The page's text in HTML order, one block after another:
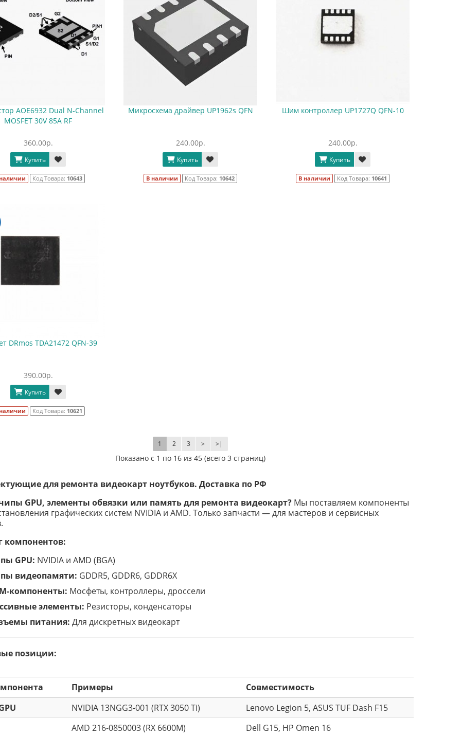
AOE6932 Dual N-Channel
MOSFET 30V 85A RF
360.00р.
Купить
Код Товара: 10643
Микросхема драйвер UP1962s QFN
240.00р.
Купить
В наличии Код Товара: 10642
Шим контроллер UP1727Q QFN-10
240.00р.
Купить
В наличии Код Товара: 10641
DRmos TDA21472 QFN-39
390.00р.
Купить
Код Товара: 10621
1 2 3 > >|
Показано с 1 по 16 из 45 (всего 3 страниц)
для ремонта видеокарт ноутбуков. Доставка по РФ
GPU, элементы обвязки или память для ремонта видеокарт?Мы поставляем компоненты
графических систем NVIDIA и AMD. Только запчасти — для мастеров и сервисных
компонентов:
GPU: NVIDIA и AMD (BGA)
видеопамяти: GDDR5, GDDR6, GDDR6X
компоненты: Мосфеты, контроллеры, дроссели
элементы: Резисторы, конденсаторы
питания: Для дискретных видеокарт
позиции:
Примеры
Совместимость
NVIDIA 13NGG3-001 (RTX 3050 Ti)
Lenovo Legion 5, ASUS TUF Dash F15
AMD 216-0850003 (RX 6600M)
Dell G15, HP Omen 16